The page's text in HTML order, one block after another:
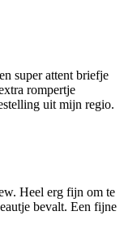
super attent briefje
rompertje
uit mijn regio.
Heel erg fijn om te
bevalt. Een fijne